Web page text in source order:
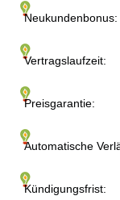
Neukundenbonus:
Vertragslaufzeit:
Preisgarantie:
Automatische
Kündigungsfrist: